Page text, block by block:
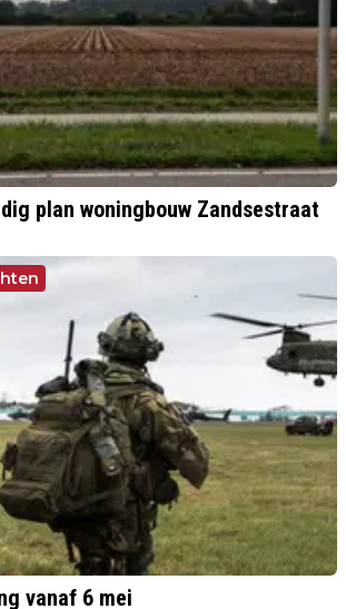
plan woningbouw Zandsestraat
vanaf 6 mei